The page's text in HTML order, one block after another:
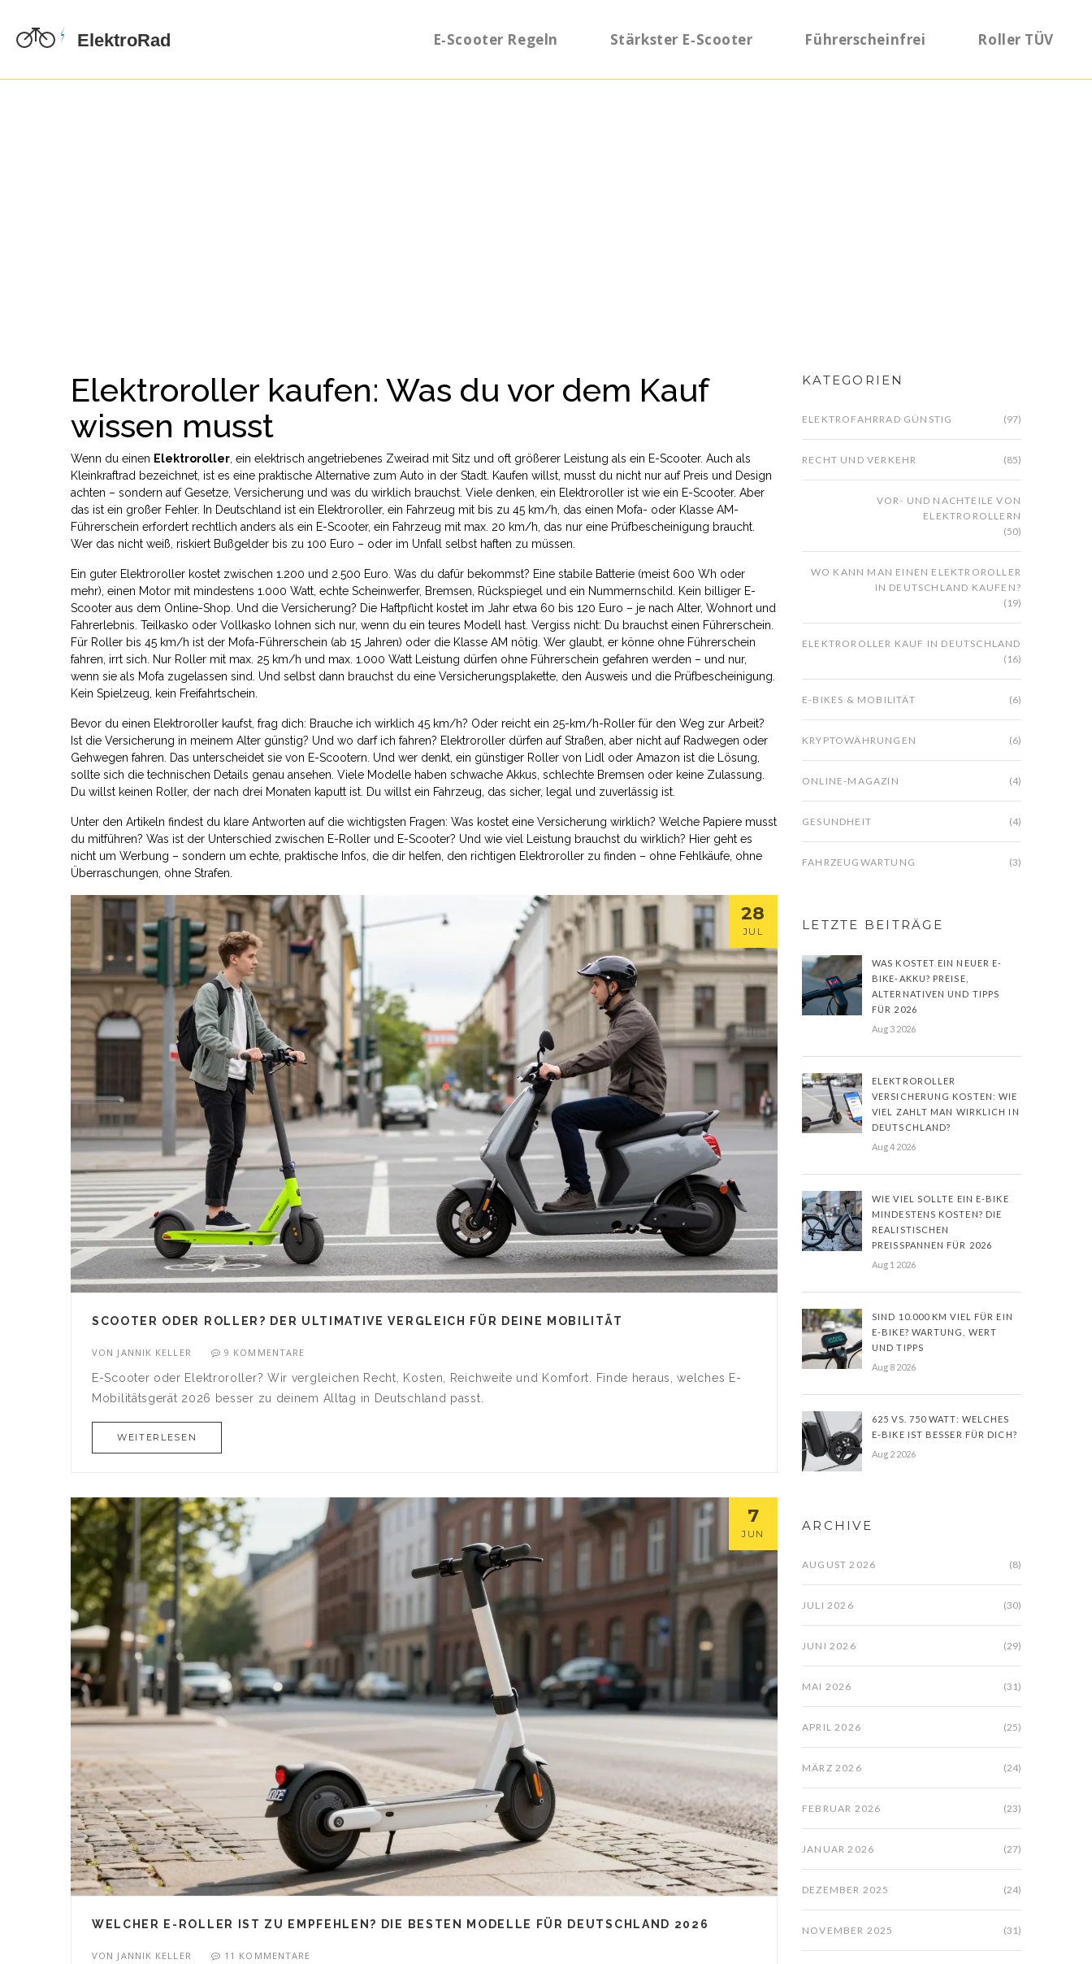
E‑Scooter Regeln Stärkster E‑Scooter Führerscheinfrei Roller TÜV
Elektroroller kaufen: Was du vor dem Kauf
wissen musst
Wenn du einen Elektroroller ein elektrisch angetriebenes Zweirad mit Sitz und oft größerer Leistung als ein E-Scooter. Auch als
Kleinkraftrad bezeichnet, ist es eine praktische Alternative zum Auto in der Stadt. Kaufen willst, musst du nicht nur auf Preis und Design
achten – sondern auf Gesetze, Versicherung und was du wirklich brauchst. Viele denken, ein Elektroroller ist wie ein E-Scooter. Aber
das ist ein großer Fehler. In Deutschland ist ein Elektroroller, ein Fahrzeug mit bis zu 45 km/h, das einen Mofa- oder Klasse AM-
Führerschein erfordert rechtlich anders als ein E-Scooter, ein Fahrzeug mit max. 20 km/h, das nur eine Prüfbescheinigung braucht
Wer das nicht weiß, riskiert Bußgelder bis zu 100 Euro – oder im Unfall selbst haften zu müssen.
Ein guter Elektroroller kostet zwischen 1.200 und 2.500 Euro. Was du dafür bekommst? Eine stabile Batterie (meist 600 Wh oder
mehr), einen Motor mit mindestens 1.000 Watt, echte Scheinwerfer, Bremsen, Rückspiegel und ein Nummernschild. Kein billiger E-
Scooter aus dem Online-Shop. Und die Versicherung? Die Haftpflicht kostet im Jahr etwa 60 bis 120 Euro – je nach Alter, Wohnort und
Fahrerlebnis. Teilkasko oder Vollkasko lohnen sich nur, wenn du ein teures Modell hast. Vergiss nicht: Du brauchst einen Führerschein.
Für Roller bis 45 km/h ist der Mofa-Führerschein (ab 15 Jahren) oder die Klasse AM nötig. Wer glaubt, er könne ohne Führerschein
fahren, irrt sich. Nur Roller mit max. 25 km/h und max. 1.000 Watt Leistung dürfen ohne Führerschein gefahren werden – und nur,
wenn sie als Mofa zugelassen sind. Und selbst dann brauchst du eine Versicherungsplakette, den Ausweis und die Prüfbescheinigung.
Kein Spielzeug, kein Freifahrtschein.
Bevor du einen Elektroroller kaufst, frag dich: Brauche ich wirklich 45 km/h? Oder reicht ein 25-km/h-Roller für den Weg zur Arbeit?
Ist die Versicherung in meinem Alter günstig? Und wo darf ich fahren? Elektroroller dürfen auf Straßen, aber nicht auf Radwegen oder
Gehwegen fahren. Das unterscheidet sie von E-Scootern. Und wer denkt, ein günstiger Roller von Lidl oder Amazon ist die Lösung,
sollte sich die technischen Details genau ansehen. Viele Modelle haben schwache Akkus, schlechte Bremsen oder keine Zulassung.
Du willst keinen Roller, der nach drei Monaten kaputt ist. Du willst ein Fahrzeug, das sicher, legal und zuverlässig ist.
Unter den Artikeln findest du klare Antworten auf die wichtigsten Fragen: Was kostet eine Versicherung wirklich? Welche Papiere musst
du mitführen? Was ist der Unterschied zwischen E-Roller und E-Scooter? Und wie viel Leistung brauchst du wirklich? Hier geht es
nicht um Werbung – sondern um echte, praktische Infos, die dir helfen, den richtigen Elektroroller zu finden – ohne Fehlkäufe, ohne
Überraschungen, ohne Strafen.
28
JUL
SCOOTER ODER ROLLER? DER ULTIMATIVE VERGLEICH FÜR DEINE MOBILITÄT
VON JANNIK KELLER 9 KOMMENTARE
E-Scooter oder Elektroroller? Wir vergleichen Recht, Kosten, Reichweite und Komfort. Finde heraus, welches E-
Mobilitätsgerät 2026 besser zu deinem Alltag in Deutschland passt.
WEITERLESEN
7
JUN
WELCHER E-ROLLER IST ZU EMPFEHLEN? DIE BESTEN MODELLE FÜR DEUTSCHLAND 2026
VON JANNIK KELLER 11 KOMMENTARE
KATEGORIEN
ELEKTROFAHRRAD GÜNSTIG (97)
RECHT UND VERKEHR (85)
VOR- UND NACHTEILE VON
ELEKTROROLLERN
(50)
WO KANN MAN EINEN ELEKTROROLLER
IN DEUTSCHLAND KAUFEN?
(19)
ELEKTROROLLER KAUF IN DEUTSCHLAND
(16)
E-BIKES & MOBILITÄT (6)
KRYPTOWÄHRUNGEN (6)
ONLINE-MAGAZIN (4)
GESUNDHEIT (4)
FAHRZEUGWARTUNG (3)
LETZTE BEITRÄGE
WAS KOSTET EIN NEUER E-
BIKE-AKKU? PREISE,
ALTERNATIVEN UND TIPPS
FÜR 2026
Aug 3 2026
ELEKTROROLLER
VERSICHERUNG KOSTEN: WIE
VIEL ZAHLT MAN WIRKLICH IN
DEUTSCHLAND?
Aug 4 2026
WIE VIEL SOLLTE EIN E-BIKE
MINDESTENS KOSTEN? DIE
REALISTISCHEN
PREISSPANNEN FÜR 2026
Aug 1 2026
SIND 10.000 KM VIEL FÜR EIN
E-BIKE? WARTUNG, WERT
UND TIPPS
Aug 8 2026
625 VS. 750 WATT: WELCHES
E-BIKE IST BESSER FÜR DICH?
Aug 2 2026
ARCHIVE
AUGUST 2026 (8)
JULI 2026 (30)
JUNI 2026 (29)
MAI 2026 (31)
APRIL 2026 (25)
MÄRZ 2026 (24)
FEBRUAR 2026 (23)
JANUAR 2026 (27)
DEZEMBER 2025 (24)
NOVEMBER 2025 (31)